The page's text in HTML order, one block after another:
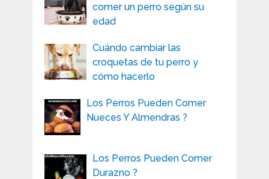
comer un perro según su
edad
Cuándo cambiar las
croquetas de tu perro y
cómo hacerlo
Los Perros Pueden Comer
Nueces Y Almendras ?
Los Perros Pueden Comer
Durazno ?